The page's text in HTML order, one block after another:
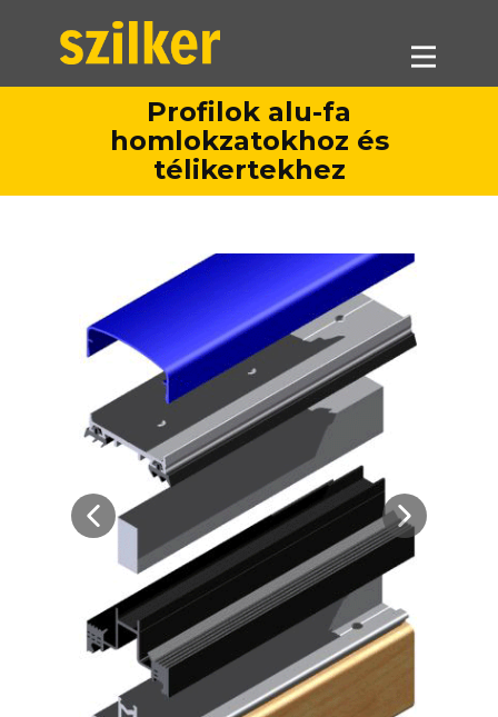
Termékeink
Akciók
Munkatársaink
Kapcsolat
Profilok alu-fa
homlokzatokhoz és
télikertekhez